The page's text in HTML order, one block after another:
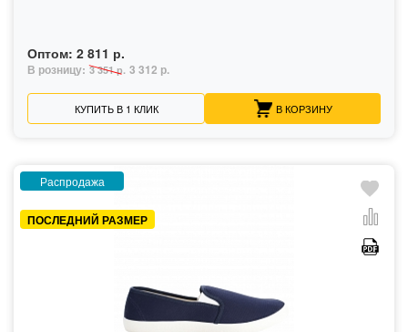
Оптом: 2 811 р.
В розницу: 3 351 р. 3 312 р.
КУПИТЬ В 1 КЛИК В КОРЗИНУ
Распродажа
ПОСЛЕДНИЙ РАЗМЕР